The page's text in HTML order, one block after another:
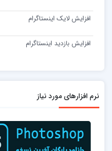
افزایش لایک اینستاگرام
افزایش بازدید اینستاگرام
نرم افزارهای مورد نیاز